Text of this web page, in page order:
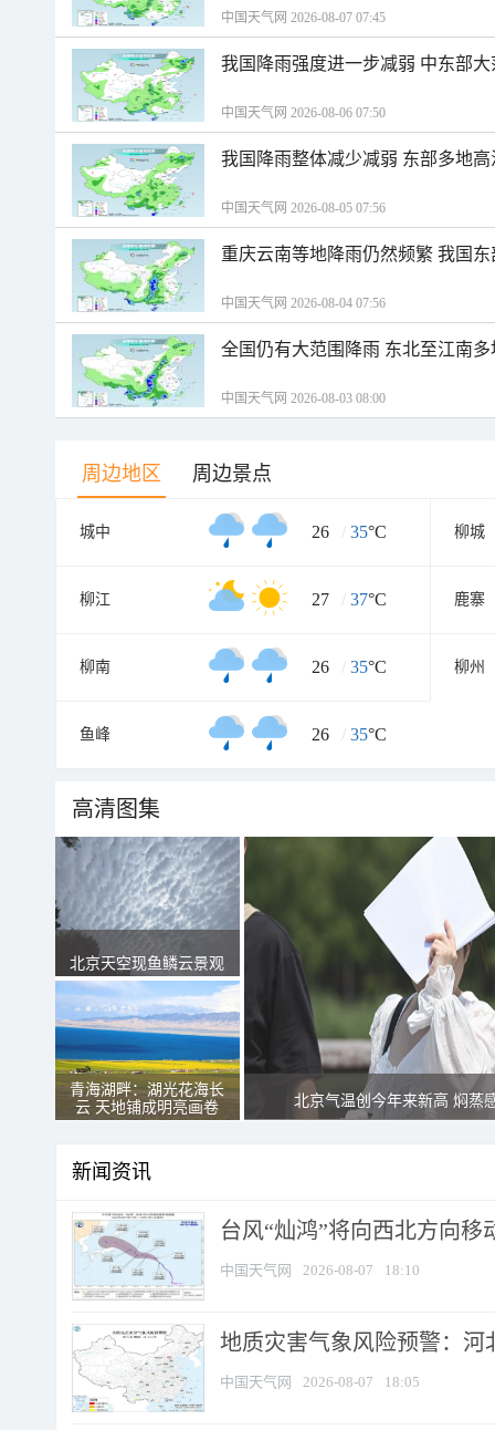
中国天气网 2026-08-07 07:45
我国降雨强度进一步减弱 中东部
中国天气网 2026-08-06 07:50
我国降雨整体减少减弱 东部多地
中国天气网 2026-08-05 07:56
重庆云南等地降雨仍然频繁 我国
中国天气网 2026-08-04 07:56
全国仍有大范围降雨 东北至江南
中国天气网 2026-08-03 08:00
周边地区 周边景点
城中 26 / 35°C 柳城
柳江 27 / 37°C 鹿寨
柳南 26 / 35°C 柳州
鱼峰 26 / 35°C
高清图集
北京天空现鱼鳞云景观
青海湖畔：湖光花海长
云 天地铺成明亮画卷
北京气温创今年来新高 焖蒸
新闻资讯
台风“灿鸿”将向西北方向移
中国天气网 2026-08-07 18:10
地质灾害气象风险预警：河
中国天气网 2026-08-07 18:05